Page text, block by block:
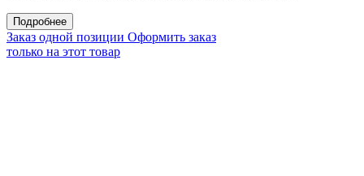
Подробнее
Заказ одной позиции Оформить заказ
только на этот товар